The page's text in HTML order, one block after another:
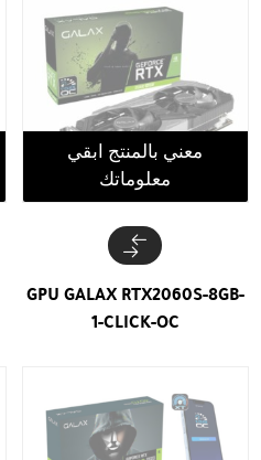
معني بالمنتج ابقي
معلوماتك
GPU GALAX RTX2060S-8GB-
1-CLICK-OC